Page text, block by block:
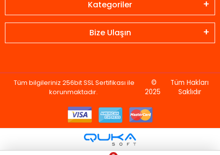
Kategoriler
Bize Ulaşın
Tüm bilgileriniz 256bit SSL Sertifikası ile
korunmaktadır.
©
2025
Tüm Hakları
Saklıdır